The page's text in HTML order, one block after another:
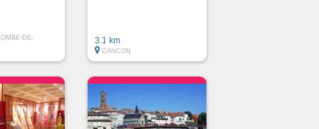
DE- 3.1 km
CANCON